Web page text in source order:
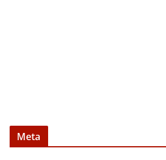
Meta